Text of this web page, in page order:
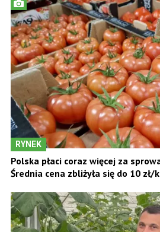
RYNEK
Polska płaci coraz więcej za
Średnia cena zbliżyła się do 10 zł/